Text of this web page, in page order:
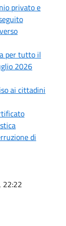
privato e
per tutto il
2026
ai cittadini
di
22:22